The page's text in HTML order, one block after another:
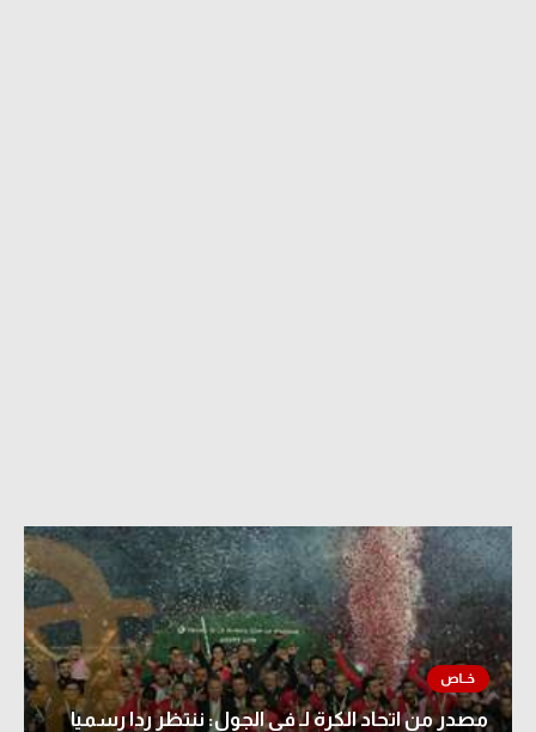
مصدر من اتحاد الكرة لـ في الجول: ننتظر ردا رسميا